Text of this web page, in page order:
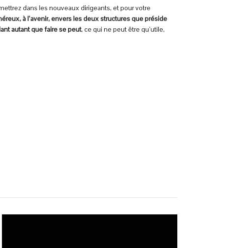
dans les nouveaux dirigeants, et pour votre
à l’avenir, envers les deux structures que préside
autant que faire se peut, ce qui ne peut être qu’utile,